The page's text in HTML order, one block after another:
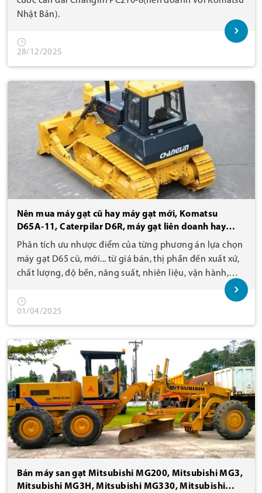
Nhật Bản).
28/12/2025
Nên mua máy gạt cũ hay máy gạt mới, Komatsu
D65A-11, Caterpilar D6R, máy gạt liên doanh hay
máy gạt Trung Quốc & Tại sao?
Phân tích ưu nhược điểm của từng phương án lựa chọn
máy gạt D65 cũ, mới... từ giá bán, thị phần đến xuất xứ,
chất lượng, độ bền, năng suất, nhiên liệu, vận hành,
phụ tùng, sửa chữa, chi phí, dịch vụ sau bán hàng...
01/04/2025
Bán máy san gạt Mitsubishi MG200, Mitsubishi MG3,
Mitsubishi MG3H, Mitsubishi MG330, Mitsubishi